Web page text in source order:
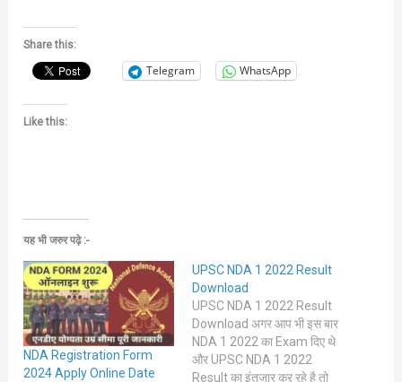
Share this:
Telegram WhatsApp
Like this:
यह भी जरुर पढ़े :-
NDA Registration Form
2024 Apply Online Date
UPSC NDA 1 2022 Result
Download
UPSC NDA 1 2022 Result
Download अगर आप भी इस बार
NDA 1 2022 का Exam दिए थे
और UPSC NDA 1 2022
Result का इंतजार कर रहे है तो